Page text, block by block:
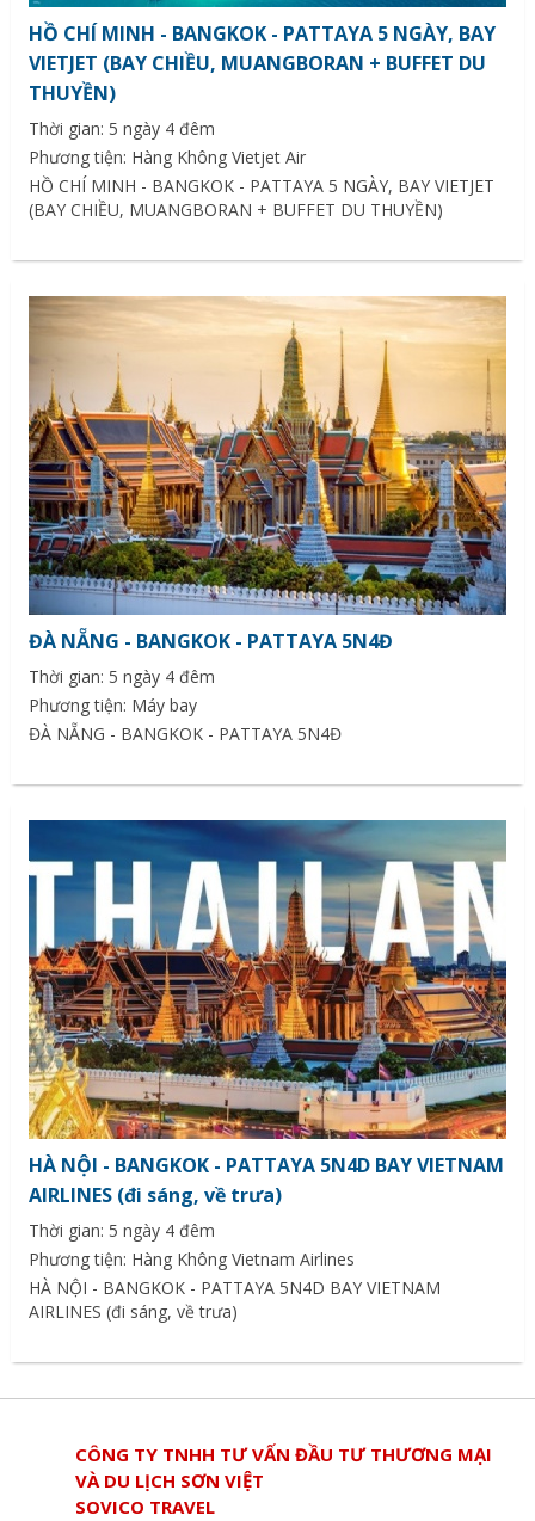
HỒ CHÍ MINH - BANGKOK - PATTAYA 5 NGÀY, BAY
VIETJET (BAY CHIỀU, MUANGBORAN + BUFFET DU
THUYỀN)
Thời gian: 5 ngày 4 đêm
Phương tiện: Hàng Không Vietjet Air
HỒ CHÍ MINH - BANGKOK - PATTAYA 5 NGÀY, BAY VIETJET
(BAY CHIỀU, MUANGBORAN + BUFFET DU THUYỀN)
ĐÀ NẴNG - BANGKOK - PATTAYA 5N4Đ
Thời gian: 5 ngày 4 đêm
Phương tiện: Máy bay
ĐÀ NẴNG - BANGKOK - PATTAYA 5N4Đ
HÀ NỘI - BANGKOK - PATTAYA 5N4D BAY VIETNAM
AIRLINES (đi sáng, về trưa)
Thời gian: 5 ngày 4 đêm
Phương tiện: Hàng Không Vietnam Airlines
HÀ NỘI - BANGKOK - PATTAYA 5N4D BAY VIETNAM
AIRLINES (đi sáng, về trưa)
CÔNG TY TNHH TƯ VẤN ĐẦU TƯ THƯƠNG MẠI
VÀ DU LỊCH SƠN VIỆT
SOVICO TRAVEL